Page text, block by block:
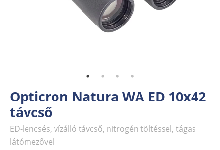
Opticron Natura WA ED 10x42
távcső
ED-lencsés, vízálló távcső, nitrogén töltéssel, tágas
látómezővel